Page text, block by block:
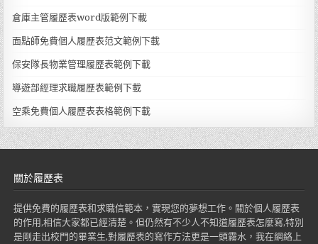
倉庫主管履歷表word版範例下載
面點師免費個人履歷表范文範例下載
保安隊長物業管理履歷表範例下載
導遊部經理求職履歷表範例下載
空乘免費個人履歷表表格範例下載
關於履歷表
提供免費的履歷表和求職信範本，實現您的夢想工作。關於個人履歷表
的作用,相信大家都已經清楚。但仍然有不少人不知道履歷表怎麼寫,特別
是剛走出校門的畢業生,對履歷表的寫作方法更是一頭霧水，我在網絡上